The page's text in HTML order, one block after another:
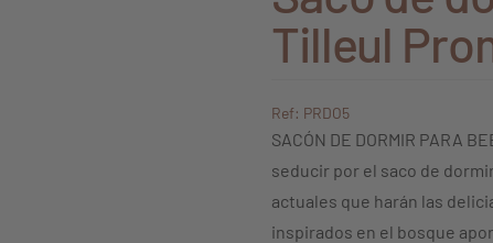
Tilleul
Ref: PRDO5
SACÓN DE DORMIR PARA
seducir por el saco de
actuales que harán las
inspirados en el bosque